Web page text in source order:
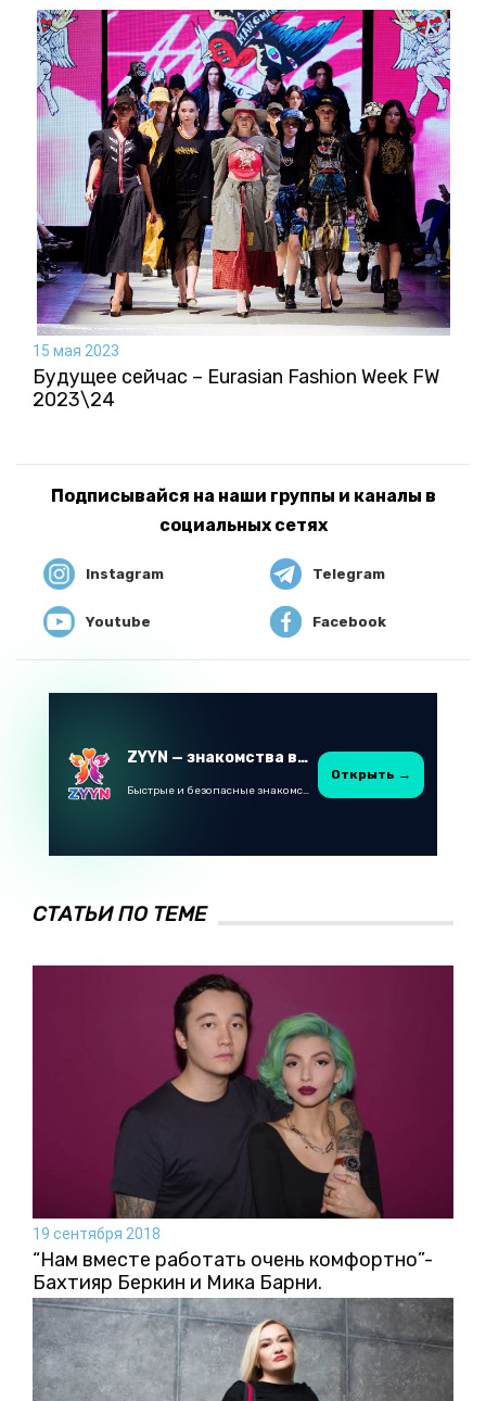
15 мая 2023
Будущее сейчас – Eurasian Fashion Week FW
2023\24
Подписывайся на наши группы и каналы в
социальных сетях
Instagram Telegram
Youtube Facebook
ZYYN — знакомства в Казахстане
Быстрые и безопасные знакомства в Telegram
Открыть →
СТАТЬИ ПО ТЕМЕ
19 сентября 2018
“Нам вместе работать очень комфортно”-
Бахтияр Беркин и Мика Барни.